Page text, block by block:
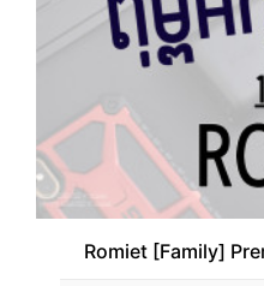
Romiet [Family]